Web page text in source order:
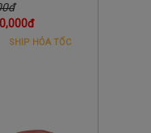
SHIP HỎA TỐC